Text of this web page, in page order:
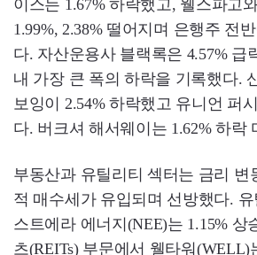
이스는 1.67% 하락했고, 웰스파고
1.99%, 2.38% 떨어지며 은행주 전
다. 자산운용사 블랙록은 4.57% 급
내 가장 큰 폭의 하락을 기록했다.
보잉이 2.54% 하락했고 유니언 퍼
다. 버크셔 해서웨이는 1.62% 하락
부동산과 유틸리티 섹터는 금리 변
적 매수세가 유입되며 선방했다.
스트에라 에너지(NEE)는 1.15% 상
츠(REITs) 부문에서 웰타워(WELL)